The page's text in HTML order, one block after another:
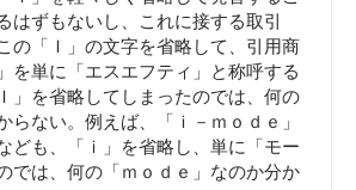
はずもないし、これに接する取引
の「Ｉ」の文字を省略して、引用商
を単に「エスエフティ」と称呼する
」を省略してしまったのでは、何の
らない。例えば、「ｉ－ｍｏｄｅ」
ども、「ｉ」を省略し、単に「モー
では、何の「ｍｏｄｅ」なのか分か